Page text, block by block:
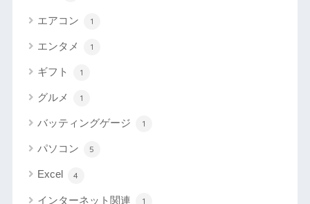
エアコン 1
エンタメ 1
ギフト 1
グルメ 1
バッティングゲージ 1
パソコン 5
Excel 4
インターネット関連 1